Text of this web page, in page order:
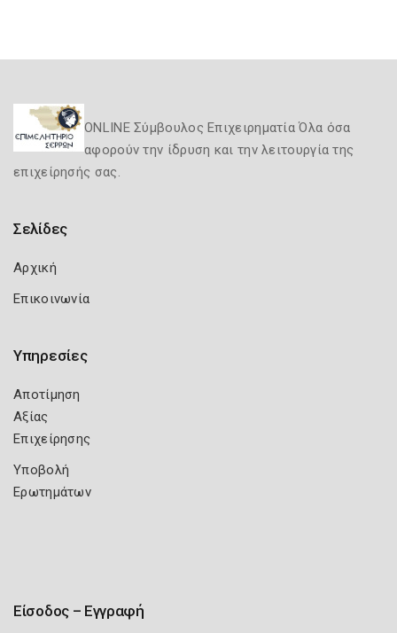
ONLINE Σύμβουλος Επιχειρηματία Όλα όσα
αφορούν την ίδρυση και την λειτουργία της
επιχείρησής σας.
Σελίδες
Αρχική
Επικοινωνία
Υπηρεσίες
Αποτίμηση
Αξίας
Επιχείρησης
Υποβολή
Ερωτημάτων
Είσοδος – Εγγραφή